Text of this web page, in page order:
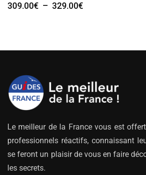
309.00€ – 329.00€
à
Le meilleur de la France vous est
professionnels réactifs, connaissant
se feront un plaisir de vous en faire
les secrets.